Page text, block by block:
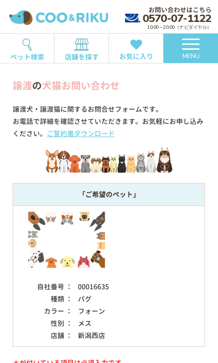
お問い合わせはこちら
0570-07-1122
10:00～20:00（ナビダイヤル）
ペット検索 店舗を探す お気に入り MENU
譲渡の犬猫お問い合わせ
譲渡犬・譲渡猫に関するお問合せフォームです。
お電話で詳細を確認させていただきます。お気軽にお申し込み
ください。 ご誓約書ダウンロード
「ご希望のペット」
自社番号 ：
00016635
種類 ：
パグ
カラー ：
フォーン
性別 ：
メス
店舗 ：
新潟西店